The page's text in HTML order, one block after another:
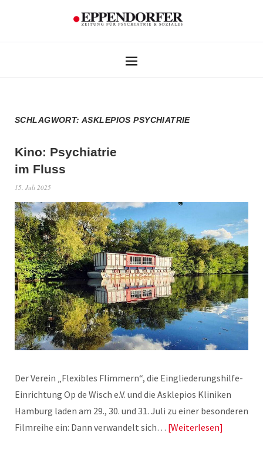
SCHLAGWORT:ASKLEPIOS PSYCHIATRIE
Kino: Psychiatrie
im Fluss
15. Juli 2025
Der Verein „Flexibles Flimmern“, die Eingliederungshilfe-
Einrichtung Op de Wisch e.V. und die Asklepios Kliniken
Hamburg laden am 29., 30. und 31. Juli zu einer besonderen
Filmreihe ein: Dann verwandelt sich… Weiterlesen